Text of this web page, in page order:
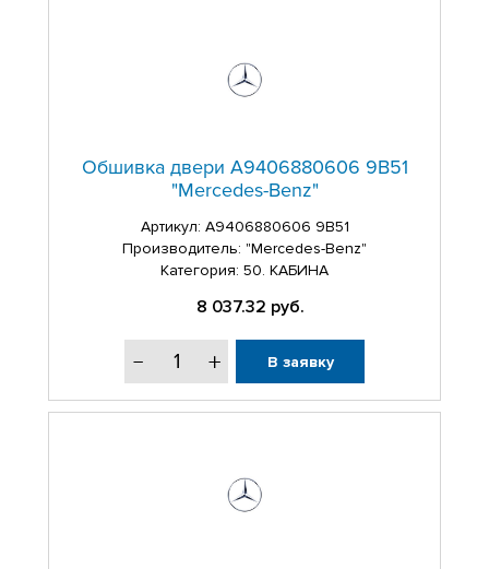
Обшивка двери A9406880606 9B51
"Mercedes-Benz"
Артикул: A9406880606 9B51
Производитель: "Mercedes-Benz"
Категория: 50. КАБИНА
8 037.32 руб.
В заявку